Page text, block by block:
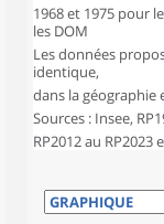
1968 et 1975 pour
les DOM
Les données
identique,
dans la géographie
Sources : Insee,
RP2012 au